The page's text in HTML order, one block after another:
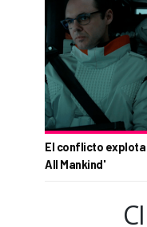
El conflicto explota
All Mankind'